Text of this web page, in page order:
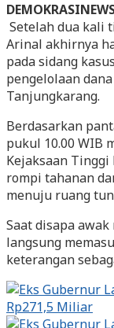
Setelah dua kali
Arinal akhirnya
pada sidang
pengelolaan
Tanjungkarang.
Berdasarkan
pukul 10.00 WIB
Kejaksaan Tinggi
rompi tahanan
menuju ruang
Saat disapa
langsung
keterangan